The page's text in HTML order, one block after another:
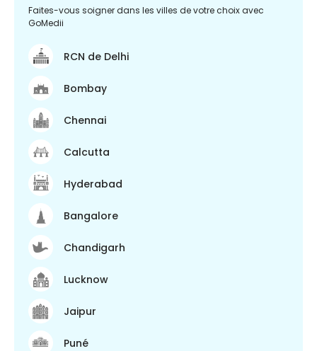
Faites-vous soigner dans les villes de votre choix avec
GoMedii
RCN de Delhi
Bombay
Chennai
Calcutta
Hyderabad
Bangalore
Chandigarh
Lucknow
Jaipur
Puné